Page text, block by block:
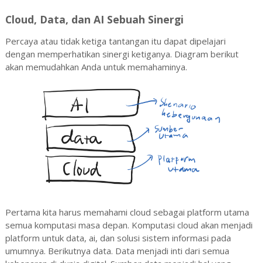
Cloud, Data, dan AI Sebuah Sinergi
Percaya atau tidak ketiga tantangan itu dapat dipelajari
dengan memperhatikan sinergi ketiganya. Diagram berikut
akan memudahkan Anda untuk memahaminya.
Pertama kita harus memahami cloud sebagai platform utama
semua komputasi masa depan. Komputasi cloud akan menjadi
platform untuk data, ai, dan solusi sistem informasi pada
umumnya. Berikutnya data. Data menjadi inti dari semua